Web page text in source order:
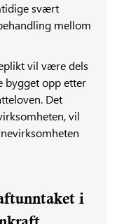
svært
mellom
vil være dels
bygget opp etter
Det
vil
i